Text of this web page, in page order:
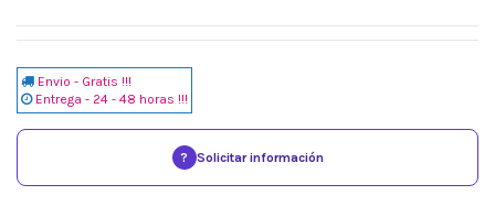
Envio - Gratis !!!
Entrega - 24 - 48 horas !!!
? Solicitar información